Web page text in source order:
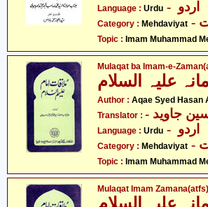
Language : Urdu
Category : Mehdaviyat
Topic : Imam Muhammad
Mulaqat ba Imam-e-
علیہ السلام
Author : Aqae Syed Hasan
Translator :
Language : Urdu
Category : Mehdaviyat
Topic : Imam Muhammad
Mulaqat Imam Zamana(atfs)